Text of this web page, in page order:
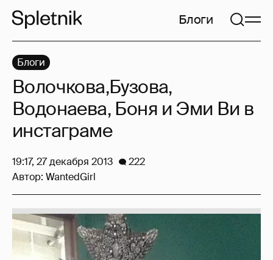
Блоги
Блоги
Волочкова,Бузова,
Водонаева, Боня и Эми Ви в
инстаграме
19:17, 27 декабря 2013
222
Автор: WantedGirl